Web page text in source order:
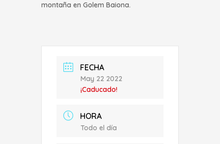
montaña en Golem Baiona.
FECHA
May 22 2022
¡Caducado!
HORA
Todo el día